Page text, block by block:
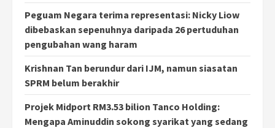
Peguam Negara terima representasi: Nicky Liow
dibebaskan sepenuhnya daripada 26 pertuduhan
pengubahan wang haram
Krishnan Tan berundur dari IJM, namun siasatan
SPRM belum berakhir
Projek Midport RM3.53 bilion Tanco Holding:
Mengapa Aminuddin sokong syarikat yang sedang